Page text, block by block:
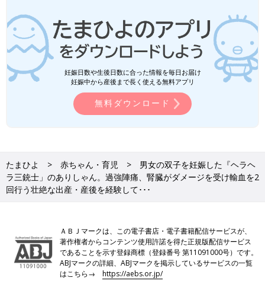
妊娠日数や生後日数に合った情報を毎日お届け
妊娠中から産後まで長く使える無料アプリ
無料ダウンロード
たまひよ 赤ちゃん・育児
男女の双子を妊娠した『ヘラヘ
ラ三銃士」のありしゃん。過強陣痛、腎臓がダメージを受け輸血を2
回行う壮絶な出産・産後を経験して･･･
ＡＢＪマークは、この電子書店・電子書籍配信サービスが、
著作権者からコンテンツ使用許諾を得た正規版配信サービス
であることを示す登録商標（登録番号 第11091000号）です。
ABJマークの詳細、ABJマークを掲示しているサービスの一覧
はこちら→https://aebs.or.jp/